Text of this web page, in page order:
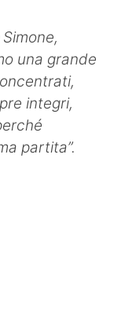
una grande
integri,
partita”.